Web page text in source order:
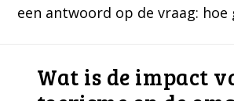
een antwoord op de vraag: hoe
Wat is de impact